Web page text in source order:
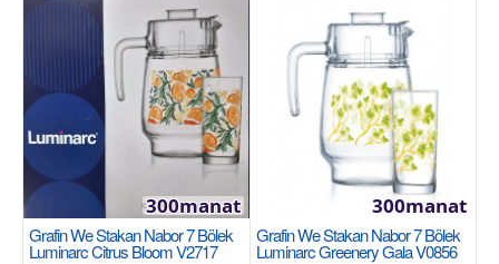
Grafin We Stakan Nabor 7 Bölek
Luminarc Citrus Bloom V2717
300manat
Grafin We Stakan Nabor 7 Bölek
Luminarc Greenery Gala V0856
300manat